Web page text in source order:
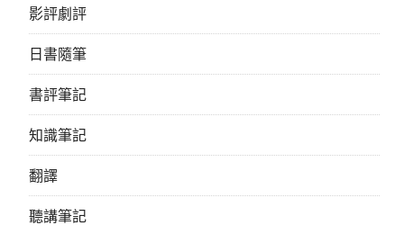
影評劇評
日書隨筆
書評筆記
知識筆記
翻譯
聽講筆記